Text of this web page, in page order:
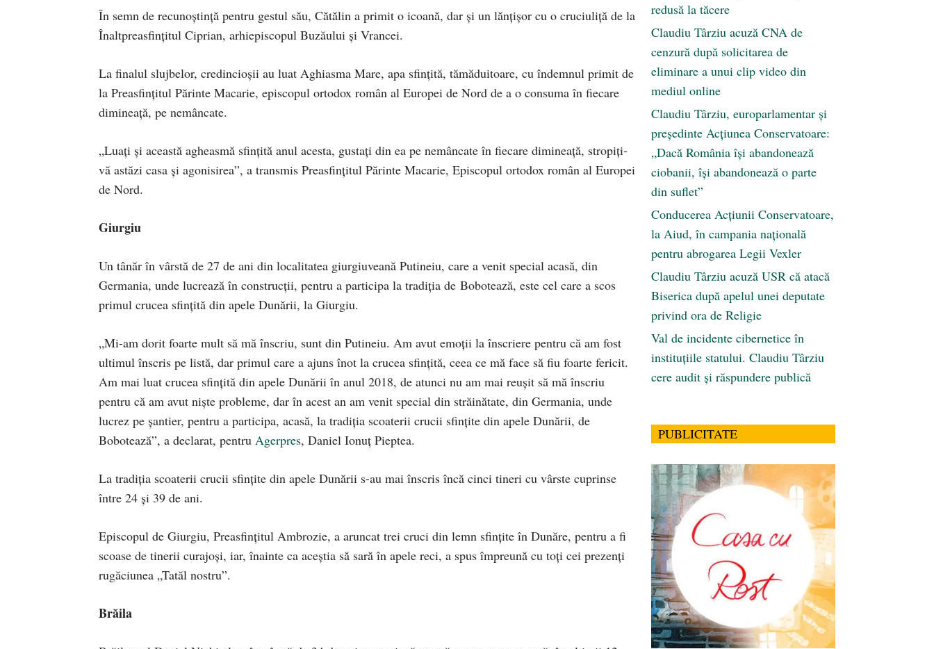
În semn de recunoștință pentru gestul său, Cătălin a primit o icoană, dar și un lănțișor cu o cruciuliță de la
Înaltpreasfințitul Ciprian, arhiepiscopul Buzăului și Vrancei.
La finalul slujbelor, credincioșii au luat Aghiasma Mare, apa sfințită, tămăduitoare, cu îndemnul primit de
la Preasfințitul Părinte Macarie, episcopul ortodox român al Europei de Nord de a o consuma în fiecare
dimineață, pe nemâncate.
„Luați și această agheasmă sfințită anul acesta, gustați din ea pe nemâncate în fiecare dimineață, stropiți-
vă astăzi casa și agonisirea”, a transmis Preasfințitul Părinte Macarie, Episcopul ortodox român al Europei
de Nord.
Giurgiu
Un tânăr în vârstă de 27 de ani din localitatea giurgiuveană Putineiu, care a venit special acasă, din
Germania, unde lucrează în construcţii, pentru a participa la tradiţia de Bobotează, este cel care a scos
primul crucea sfinţită din apele Dunării, la Giurgiu.
„Mi-am dorit foarte mult să mă înscriu, sunt din Putineiu. Am avut emoţii la înscriere pentru că am fost
ultimul înscris pe listă, dar primul care a ajuns înot la crucea sfinţită, ceea ce mă face să fiu foarte fericit.
Am mai luat crucea sfinţită din apele Dunării în anul 2018, de atunci nu am mai reuşit să mă înscriu
pentru că am avut nişte probleme, dar în acest an am venit special din străinătate, din Germania, unde
lucrez pe şantier, pentru a participa, acasă, la tradiţia scoaterii crucii sfinţite din apele Dunării, de
Bobotează”, a declarat, pentru Agerpres, Daniel Ionuţ Pieptea.
La tradiţia scoaterii crucii sfinţite din apele Dunării s-au mai înscris încă cinci tineri cu vârste cuprinse
între 24 şi 39 de ani.
Episcopul de Giurgiu, Preasfinţitul Ambrozie, a aruncat trei cruci din lemn sfinţite în Dunăre, pentru a fi
scoase de tinerii curajoşi, iar, înainte ca aceştia să sară în apele reci, a spus împreună cu toţi cei prezenţi
rugăciunea „Tatăl nostru”.
Brăila
redusă la tăcere
Claudiu Târziu acuză CNA de
cenzură după solicitarea de
eliminare a unui clip video din
mediul online
Claudiu Târziu, europarlamentar și
președinte Acțiunea Conservatoare:
„Dacă România își abandonează
ciobanii, își abandonează o parte
din suflet”
Conducerea Acțiunii Conservatoare,
la Aiud, în campania națională
pentru abrogarea Legii Vexler
Claudiu Târziu acuză USR că atacă
Biserica după apelul unei deputate
privind ora de Religie
Val de incidente cibernetice în
instituțiile statului. Claudiu Târziu
cere audit și răspundere publică
PUBLICITATE